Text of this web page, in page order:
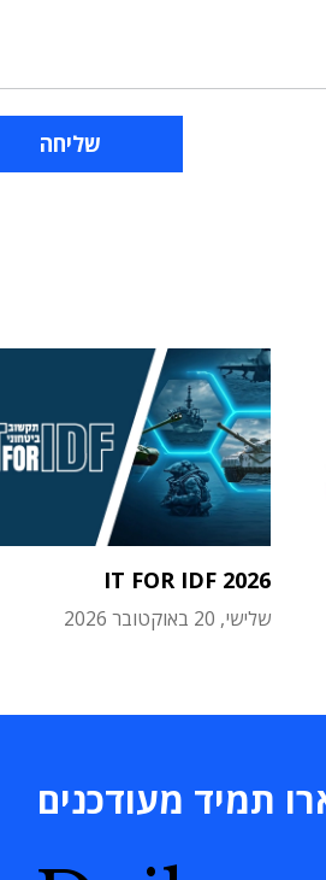
IT FOR IDF 2026
שלישי, 20 באוקטובר 2026
תמיד מעודכנים